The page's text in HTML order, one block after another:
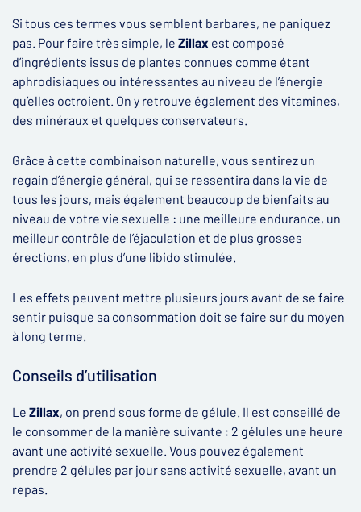
Si tous ces termes vous semblent barbares, ne paniquez
pas. Pour faire très simple, le Zillax est composé
d’ingrédients issus de plantes connues comme étant
aphrodisiaques ou intéressantes au niveau de l’énergie
qu’elles octroient. On y retrouve également des vitamines,
des minéraux et quelques conservateurs.
Grâce à cette combinaison naturelle, vous sentirez un
regain d’énergie général, qui se ressentira dans la vie de
tous les jours, mais également beaucoup de bienfaits au
niveau de votre vie sexuelle : une meilleure endurance, un
meilleur contrôle de l’éjaculation et de plus grosses
érections, en plus d’une libido stimulée.
Les effets peuvent mettre plusieurs jours avant de se faire
sentir puisque sa consommation doit se faire sur du moyen
à long terme.
Conseils d’utilisation
Le Zillax, on prend sous forme de gélule. Il est conseillé de
le consommer de la manière suivante : 2 gélules une heure
avant une activité sexuelle. Vous pouvez également
prendre 2 gélules par jour sans activité sexuelle, avant un
repas.